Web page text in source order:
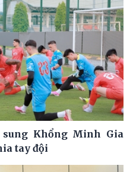
Khổng Minh Gia
tay đội